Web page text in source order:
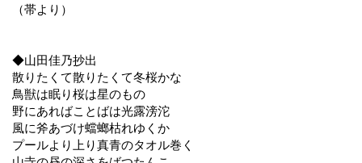
（帯より）
◆山田佳乃抄出
散りたくて散りたくて冬桜かな
鳥獣は眠り桜は星のもの
野にあればことばは光露滂沱
風に斧あづけ蟷螂枯れゆくか
プールより上り真青のタオル巻く